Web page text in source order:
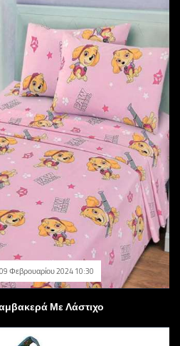
Φεβρουαρίου 2024 10:30
Με Λάστιχο